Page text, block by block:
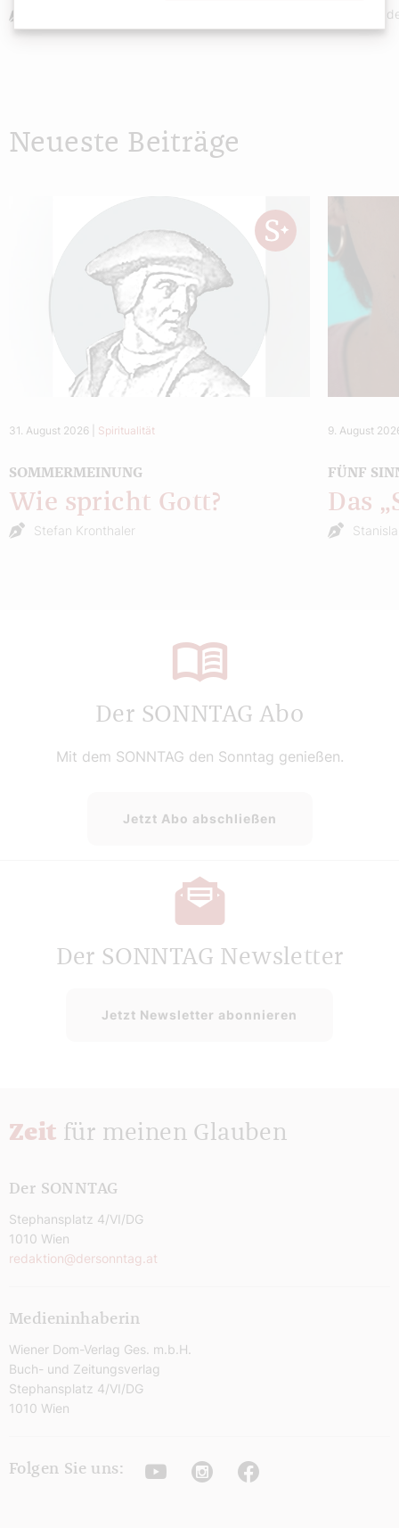
Neueste Beiträge
31. August 2026 Spiritualität
SOMMERMEINUNG
Wie spricht Gott?
Stefan Kronthaler
9. August
FÜNF
Das
Der SONNTAG Abo
Mit dem SONNTAG den Sonntag genießen.
Jetzt Abo abschließen
Der SONNTAG Newsletter
Jetzt Newsletter abonnieren
Zeit für meinen Glauben
Der SONNTAG
Stephansplatz 4/VI/DG
1010 Wien
redaktion@dersonntag.at
Medieninhaberin
Wiener Dom-Verlag Ges. m.b.H.
Buch- und Zeitungsverlag
Stephansplatz 4/VI/DG
1010 Wien
Folgen Sie uns: YoutubeInstagramFacebook